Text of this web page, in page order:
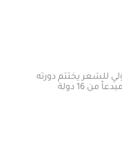
دورته